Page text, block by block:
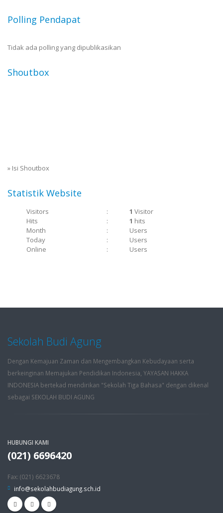
Polling Pendapat
Tidak ada polling yang dipublikasikan
Shoutbox
» Isi Shoutbox
Statistik Website
Visitors : 1 Visitor
Hits
: 1 hits
Month
:
Users
Today
:
Users
Online
: Users
Sekolah Budi Agung
Dengan Kemajuan Zaman dan Mengembangkan Kebudayaan serta
berkeinginan Memajukan Pendidikan Indonesia, YAYASAN HAKKA
INDONESIA bertekad mendirikan "Sekolah Tiga Bahasa" dengan dikenal
sebagai SEKOLAH BUDI AGUNG
HUBUNGI KAMI
(021) 6696420
Fax: (021) 6623678
info@sekolahbudiagung.sch.id